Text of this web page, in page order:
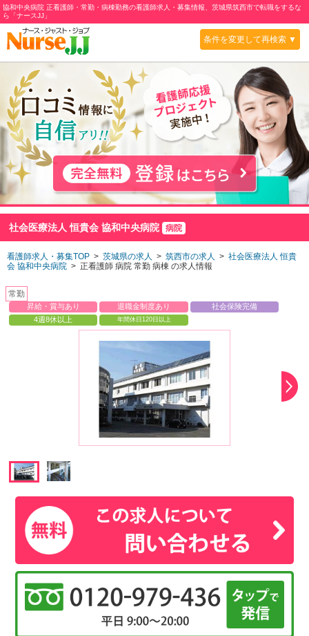
協和中央病院 正看護師・常勤・病棟勤務の看護師求人・募集情報、茨城県筑西市で転職をするな
ら「ナースJJ」
条件を変更して再検索 ▼
社会医療法人 恒貴会 協和中央病院 病院
看護師求人・募集TOP > 茨城県の求人 > 筑西市の求人 > 社会医療法人 恒貴
会 協和中央病院 > 正看護師 病院 常勤 病棟 の求人情報
常勤
昇給・賞与あり 退職金制度あり
社会保険完備
4週8休以上
年間休日120日以上